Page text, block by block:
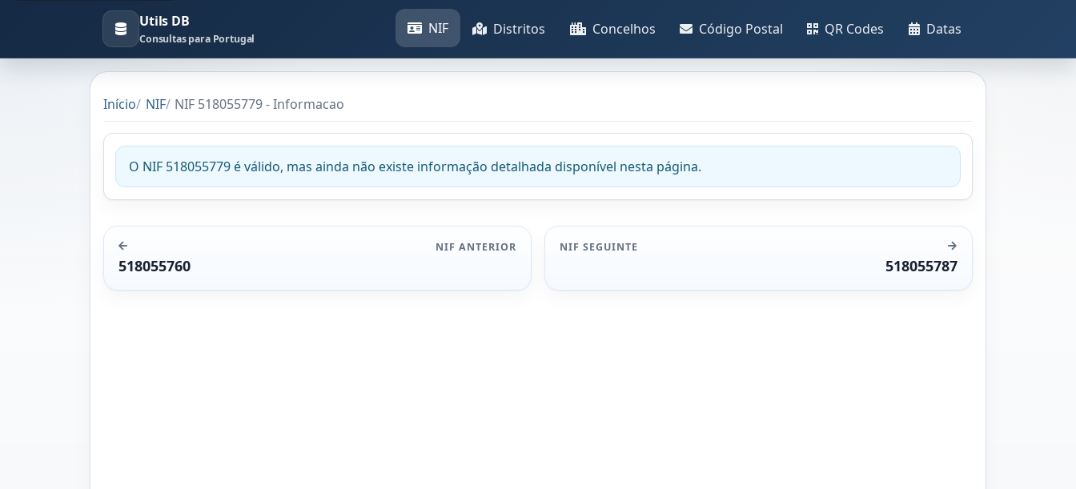
Utils DB
Consultas para Portugal
NIF Distritos Concelhos Código Postal QR Codes Datas
Início NIF NIF 518055779 - Informacao
O NIF 518055779 é válido, mas ainda não existe informação detalhada disponível nesta página.
NIF ANTERIOR
518055760
NIF SEGUINTE
518055787